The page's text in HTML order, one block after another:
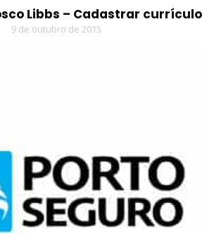
Libbs – Cadastrar currículo
9 de outubro de 2015